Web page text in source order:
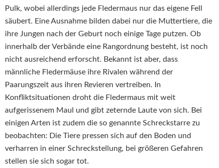
Pulk, wobei allerdings jede Fledermaus nur das eigene Fell
säubert. Eine Ausnahme bilden dabei nur die Muttertiere, die
ihre Jungen nach der Geburt noch einige Tage putzen. Ob
innerhalb der Verbände eine Rangordnung besteht, ist noch
nicht ausreichend erforscht. Bekannt ist aber, dass
männliche Fledermäuse ihre Rivalen während der
Paarungszeit aus ihren Revieren vertreiben. In
Konfliktsituationen droht die Fledermaus mit weit
aufgerissenem Maul und gibt zeternde Laute von sich. Bei
einigen Arten ist zudem die so genannte Schreckstarre zu
beobachten: Die Tiere pressen sich auf den Boden und
verharren in einer Schreckstellung, bei größeren Gefahren
stellen sie sich sogar tot.